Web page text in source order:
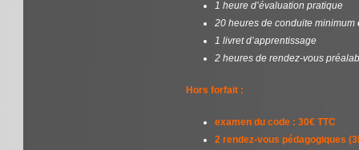
1 heure d’évaluation pratique
20 heures de conduite minimum
1 livret d’apprentissage
2 heures de rendez-vous
Hors forfait :
examen du code : 30€ TTC
2 rendez-vous pédagogiques